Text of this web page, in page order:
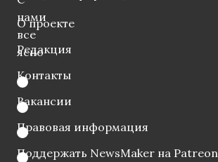
нами
все
ясно
О проекте
Редакция
Контакты
Вакансии
Правовая информация
Поддержать NewsMaker на Patreon